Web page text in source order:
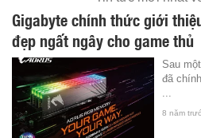
Gigabyte chính thức giới
đẹp ngất ngây cho game thủ
Sau
đã
...
8 năm